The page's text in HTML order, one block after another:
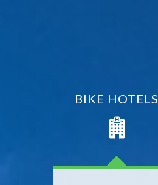
BIKE HOTELS